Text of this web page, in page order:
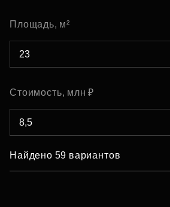
Площадь, м²
Стоимость, млн ₽
Найдено 59 вариантов